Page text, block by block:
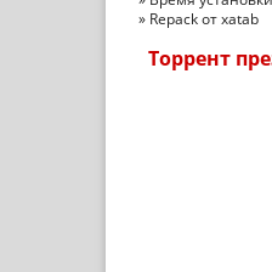
» Repack от xatab
Торрент